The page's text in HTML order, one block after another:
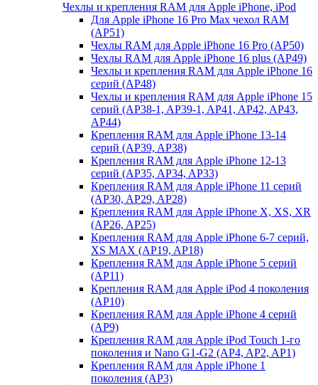
Чехлы и крепления RAM для Apple iPhone, iPod
Для Apple iPhone 16 Pro Max чехол RAM
(AP51)
Чехлы RAM для Apple iPhone 16 Pro (AP50)
Чехлы RAM для Apple iPhone 16 plus (AP49)
Чехлы и крепления RAM для Apple iPhone 16
серий (AP48)
Чехлы и крепления RAM для Apple iPhone 15
серий (AP38-1, AP39-1, AP41, AP42, AP43,
AP44)
Крепления RAM для Apple iPhone 13-14
серий (AP39, AP38)
Крепления RAM для Apple iPhone 12-13
серий (AP35, AP34, AP33)
Крепления RAM для Apple iPhone 11 серий
(AP30, AP29, AP28)
Крепления RAM для Apple iPhone X, XS, XR
(AP26, AP25)
Крепления RAM для Apple iPhone 6-7 серий,
XS MAX (AP19, AP18)
Крепления RAM для Apple iPhone 5 серий
(AP11)
Крепления RAM для Apple iPod 4 поколения
(AP10)
Крепления RAM для Apple iPhone 4 серий
(AP9)
Крепления RAM для Apple iPod Touch 1-го
поколения и Nano G1-G2 (AP4, AP2, AP1)
Крепления RAM для Apple iPhone 1
поколения (AP3)